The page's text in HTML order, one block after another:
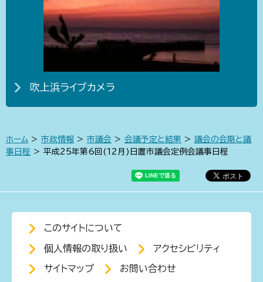
吹上浜ライブカメラ
ホーム > 市政情報 > 市議会 > 会議予定と結果 > 議会の会期と議
事日程 > 平成25年第6回(12月)日置市議会定例会議事日程
このサイトについて
個人情報の取り扱い アクセシビリティ
サイトマップ お問い合わせ